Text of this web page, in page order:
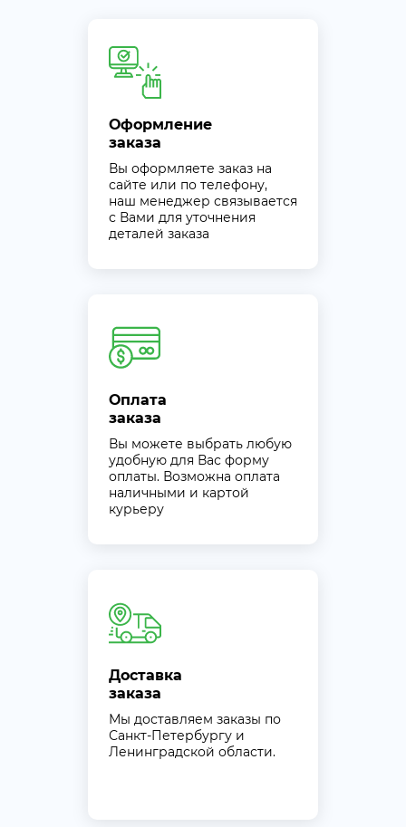
Оформление
заказа
Вы оформляете заказ на
сайте или по телефону,
наш менеджер связывается
с Вами для уточнения
деталей заказа
Оплата
заказа
Вы можете выбрать любую
удобную для Вас форму
оплаты. Возможна оплата
наличными и картой
курьеру
Доставка
заказа
Мы доставляем заказы по
Санкт-Петербургу и
Ленинградской области.